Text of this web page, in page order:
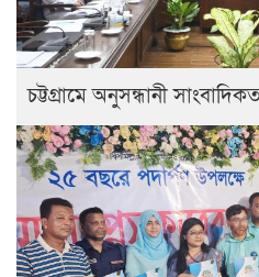
চট্টগ্রামে অনুসন্ধানী